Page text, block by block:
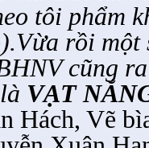
tôi phẩm
rồi
cũng
VẠT
Hách, Vẽ